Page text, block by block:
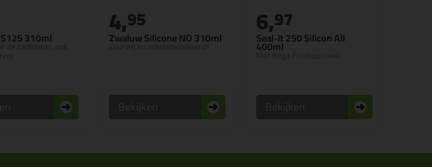
310ml
de badkamer, ook Zwaluw Silicone NO 310ml
Zuurvrij en schimmelwerend!
4,95
Seal-It 250 Silicon All
400ml
Met Isega Foodapproval
6,97